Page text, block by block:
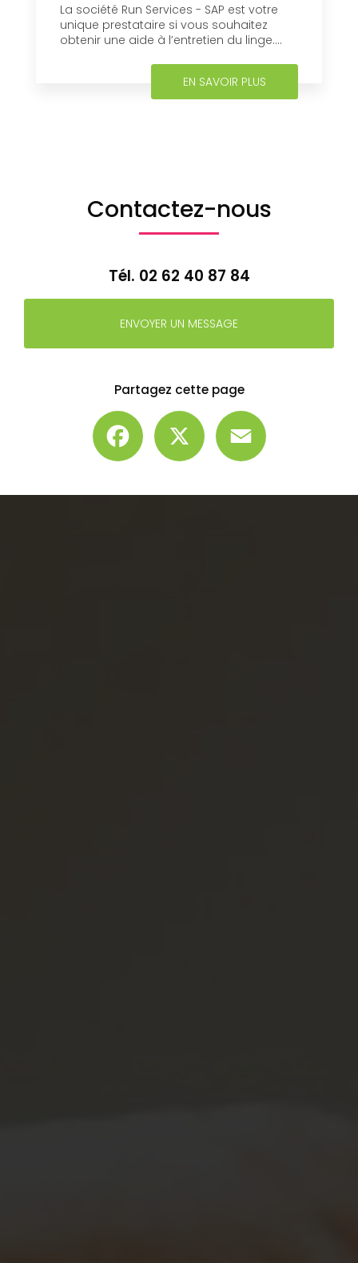
La société Run Services - SAP est votre
unique prestataire si vous souhaitez
obtenir une aide à l’entretien du linge....
EN SAVOIR PLUS
Contactez-nous
Tél. 02 62 40 87 84
ENVOYER UN MESSAGE
Partagez cette page
Facebook